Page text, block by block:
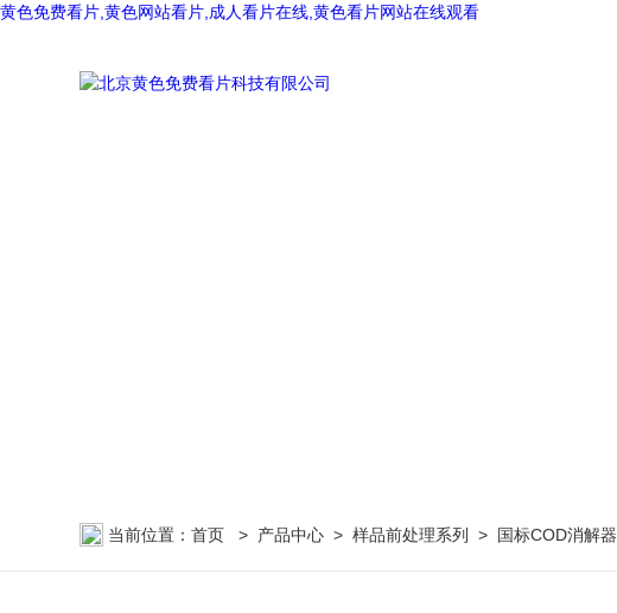
黄色免费看片,黄色网站看片,成人看片在线,黄色看片网站在线观看
当前位置：首页 > 产品中心 >样品前处理系列 > 国标COD消解器